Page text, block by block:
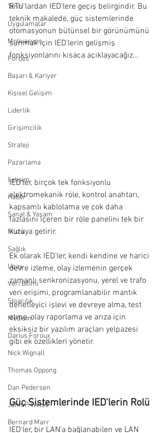
Tarih
Uygulamalar
Motivasyon
Forbes
Başarı & Kariyer
Kişisel Gelişim
Liderlik
Girişimcilik
Strateji
Pazarlama
İletişim
Haber
Sanat & Yaşam
Müzik
Sağlık
Uzay
Veri Bilimi
Stoacılık
Medium
Darius Foroux
Nick Wignall
Thomas Oppong
Dan Pedersen
John P. Weiss
Bernard Marr
RTU'lardan IED'lere geçiş belirgindir. Bu
teknik makalede, güç sistemlerinde
otomasyonun bütünsel bir görünümünü
sunmak için IED'lerin gelişmiş
fonksiyonlarını kısaca açıklayacağız...
IED'ler, birçok tek fonksiyonlu
elektromekanik röle, kontrol anahtarı,
kapsamlı kablolama ve çok daha
fazlasını içeren bir röle panelini tek bir
kutuya getirir.
Ek olarak IED'ler, kendi kendine ve harici
devre izleme, olay izlemenin gerçek
zamanlı senkronizasyonu, yerel ve trafo
veri erişimi, programlanabilir mantık
denetleyici işlevi ve devreye alma, test
etme, olay raporlama ve arıza için
eksiksiz bir yazılım araçları yelpazesi
gibi ek özellikleri yönetir.
Güç Sistemlerinde IED'lerin Rolü
IED'ler, bir LAN'a bağlanabilen ve LAN